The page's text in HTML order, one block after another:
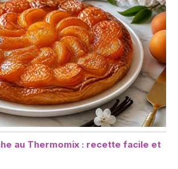
au Thermomix : recette facile et